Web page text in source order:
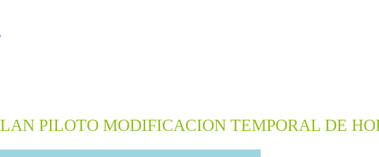
PILOTO MODIFICACION TEMPORAL DE